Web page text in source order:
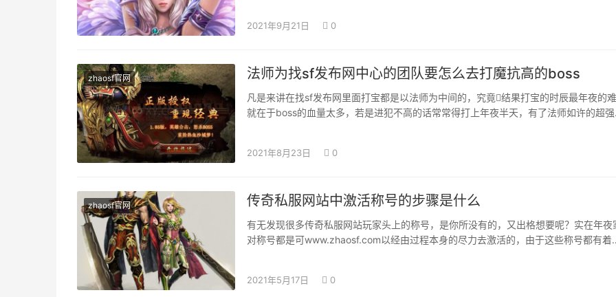
2021年9月21日 0
zhaosf官网 法师为找sf发布网中心的团队要怎么去打魔抗高的boss
凡是来讲在找sf发布网里面打宝都是以法师为中间的，究竟结果打宝的时辰最年夜的
就在于boss的血量太多，若是进犯不高的话常常得打上年夜半天，有了法师如许的超
2021年8月23日 0
zhaosf官网 传奇私服网站中激活称号的步骤是什么
有无发现很多传奇私服网站玩家头上的称号，是你所没有的，又出格想要呢？实在年夜
对称号都是可www.zhaosf.com以经由过程本身的尽力去激活的，由于这些称号都有着
2021年5月17日 0